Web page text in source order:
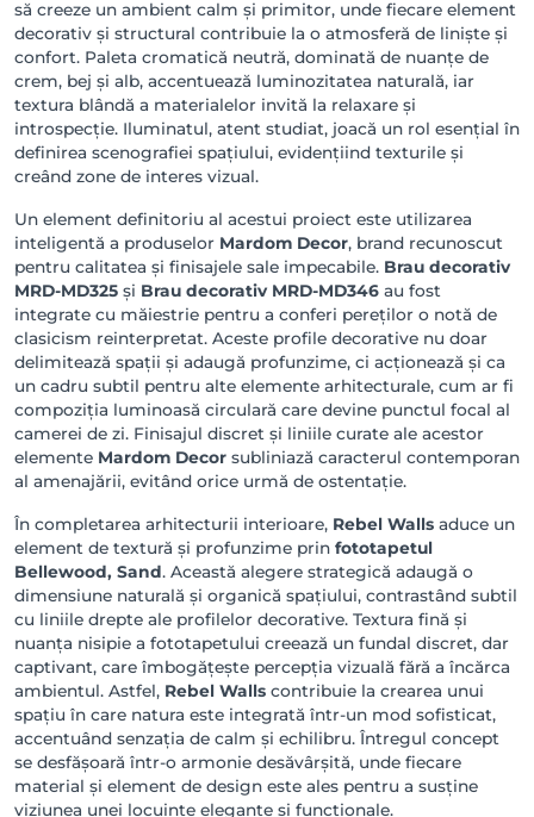
să creeze un ambient calm și primitor, unde fiecare element
decorativ și structural contribuie la o atmosferă de liniște și
confort. Paleta cromatică neutră, dominată de nuanțe de
crem, bej și alb, accentuează luminozitatea naturală, iar
textura blândă a materialelor invită la relaxare și
introspecție. Iluminatul, atent studiat, joacă un rol esențial în
definirea scenografiei spațiului, evidențiind texturile și
creând zone de interes vizual.
Un element definitoriu al acestui proiect este utilizarea
inteligentă a produselor Mardom Decor, brand recunoscut
pentru calitatea și finisajele sale impecabile. Brau decorativ
MRD-MD325 și Brau decorativ MRD-MD346 au fost
integrate cu măiestrie pentru a conferi pereților o notă de
clasicism reinterpretat. Aceste profile decorative nu doar
delimitează spații și adaugă profunzime, ci acționează și ca
un cadru subtil pentru alte elemente arhitecturale, cum ar fi
compoziția luminoasă circulară care devine punctul focal al
camerei de zi. Finisajul discret și liniile curate ale acestor
elemente Mardom Decor subliniază caracterul contemporan
al amenajării, evitând orice urmă de ostentație.
În completarea arhitecturii interioare, Rebel Walls aduce un
element de textură și profunzime prin fototapetul
Bellewood, Sand. Această alegere strategică adaugă o
dimensiune naturală și organică spațiului, contrastând subtil
cu liniile drepte ale profilelor decorative. Textura fină și
nuanța nisipie a fototapetului creează un fundal discret, dar
captivant, care îmbogățește percepția vizuală fără a încărca
ambientul. Astfel, Rebel Walls contribuie la crearea unui
spațiu în care natura este integrată într-un mod sofisticat,
accentuând senzația de calm și echilibru. Întregul concept
se desfășoară într-o armonie desăvârșită, unde fiecare
material și element de design este ales pentru a susține
viziunea unei locuințe elegante și funcționale.